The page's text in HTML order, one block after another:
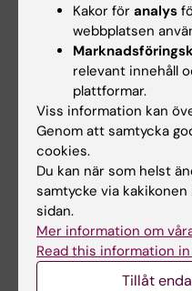
Occupational
increased risk of
obstructive
population-based
Sweden.
Grahn K, Gustavsson
Hemmingsson T,
Environ Res 2021
Kontaktperson
swejem@ki.se
Kakor för analys
webbplatsen
relevant innehåll
plattformar.
Viss information kan
Genom att samtycka
cookies.
Du kan när som helst
samtycke via
sidan.
Mer information om
Read this information in
Tillåt